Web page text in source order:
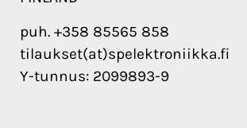
puh. +358 85565 858
tilaukset(at)spelektroniikka.fi
Y-tunnus: 2099893-9